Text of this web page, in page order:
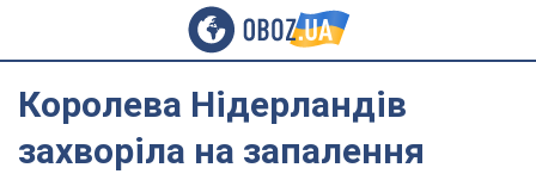
Королева Нідерландів
захворіла на запалення